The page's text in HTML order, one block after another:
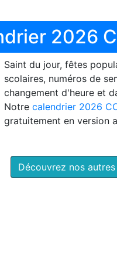
2026
Saint du jour, fêtes
scolaires, numéros de
changement d'heure et
Notre calendrier 2026
gratuitement en version
Découvrez nos